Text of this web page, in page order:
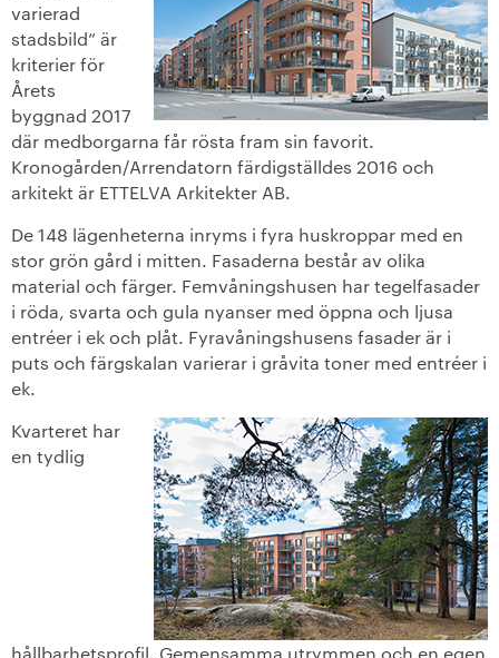
Jobba hos oss
varierad
stadsbild” är
kriterier för
Årets
byggnad 2017
där medborgarna får rösta fram sin favorit.
Kronogården/Arrendatorn färdigställdes 2016 och
arkitekt är ETTELVA Arkitekter AB.
De 148 lägenheterna inryms i fyra huskroppar med en
stor grön gård i mitten. Fasaderna består av olika
material och färger. Femvåningshusen har tegelfasader
i röda, svarta och gula nyanser med öppna och ljusa
entréer i ek och plåt. Fyravåningshusens fasader är i
puts och färgskalan varierar i gråvita toner med entréer i
ek.
Kvarteret har
en tydlig
hållbarhetsprofil. Gemensamma utrymmen och en egen